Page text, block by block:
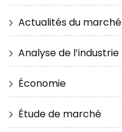
Actualités du marché
Analyse de l’industrie
Économie
Étude de marché